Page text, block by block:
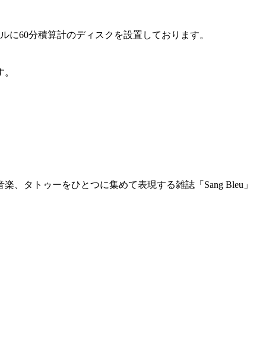
60分積算計のディスクを設置しております。
、タトゥーをひとつに集めて表現する雑誌「Sang Bleu」